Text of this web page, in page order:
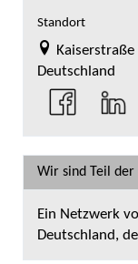
Standort
Deutschland
Wir sind Teil der
Ein Netzwerk
Deutschland,